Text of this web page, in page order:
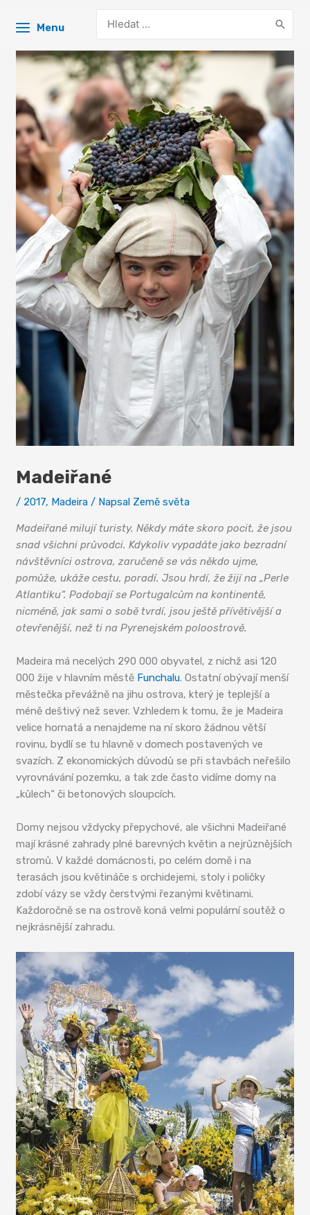
Menu
for:
Madeiřané
/ 2017, Madeira / Napsal Země světa
Madeiřané milují turisty. Někdy máte skoro pocit, že jsou
snad všichni průvodci. Kdykoliv vypadáte jako bezradní
návštěvníci ostrova, zaručeně se vás někdo ujme,
pomůže, ukáže cestu, poradí. Jsou hrdí, že žijí na „Perle
Atlantiku“. Podobají se Portugalcům na kontinentě,
nicméně, jak sami o sobě tvrdí, jsou ještě přívětivější a
otevřenější, než ti na Pyrenejském poloostrově.
Madeira má necelých 290 000 obyvatel, z nichž asi 120
000 žije v hlavním městě Funchalu. Ostatní obývají menší
městečka převážně na jihu ostrova, který je teplejší a
méně deštivý než sever. Vzhledem k tomu, že je Madeira
velice hornatá a nenajdeme na ní skoro žádnou větší
rovinu, bydlí se tu hlavně v domech postavených ve
svazích. Z ekonomických důvodů se při stavbách neřešilo
vyrovnávání pozemku, a tak zde často vidíme domy na
„kůlech“ či betonových sloupcích.
Domy nejsou vždycky přepychové, ale všichni Madeiřané
mají krásné zahrady plné barevných květin a nejrůznějších
stromů. V každé domácnosti, po celém domě i na
terasách jsou květináče s orchidejemi, stoly i poličky
zdobí vázy se vždy čerstvými řezanými květinami.
Každoročně se na ostrově koná velmi populární soutěž o
nejkrásnější zahradu.